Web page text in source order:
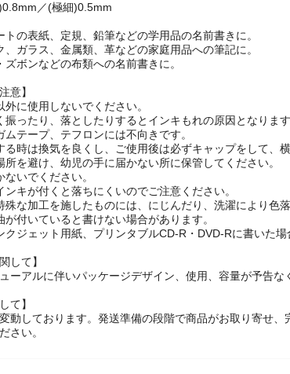
／(極細)0.5mm
トの表紙、定規、鉛筆などの学用品の名前書きに。
、ガラス、金属類、革などの家庭用品への筆記に。
ズボンなどの布類への名前書きに。
意】
外に使用しないでください。
振ったり、落としたりするとインキもれの原因となります
ムテープ、テフロンには不向きです。
る時は換気を良くし、ご使用後は必ずキャップをして、
所を避け、幼児の手に届かない所に保管してください。
いでください。
ンキが付くと落ちにくいのでご注意ください。
殊な加工を施したものには、にじんだり、洗濯により色
が付いていると書けない場合があります。
クジェット用紙、プリンタブルCD-R・DVD-Rに書いた
して】
ーアルに伴いパッケージデザイン、使用、容量が予告
て】
動しております。発送準備の段階で商品がお取り寄せ
さい。